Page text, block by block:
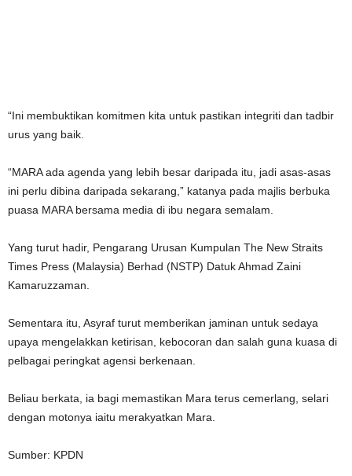
“Ini membuktikan komitmen kita untuk pastikan integriti dan tadbir
urus yang baik.
“MARA ada agenda yang lebih besar daripada itu, jadi asas-asas
ini perlu dibina daripada sekarang,” katanya pada majlis berbuka
puasa MARA bersama media di ibu negara semalam.
Yang turut hadir, Pengarang Urusan Kumpulan The New Straits
Times Press (Malaysia) Berhad (NSTP) Datuk Ahmad Zaini
Kamaruzzaman.
Sementara itu, Asyraf turut memberikan jaminan untuk sedaya
upaya mengelakkan ketirisan, kebocoran dan salah guna kuasa di
pelbagai peringkat agensi berkenaan.
Beliau berkata, ia bagi memastikan Mara terus cemerlang, selari
dengan motonya iaitu merakyatkan Mara.
Sumber: KPDN